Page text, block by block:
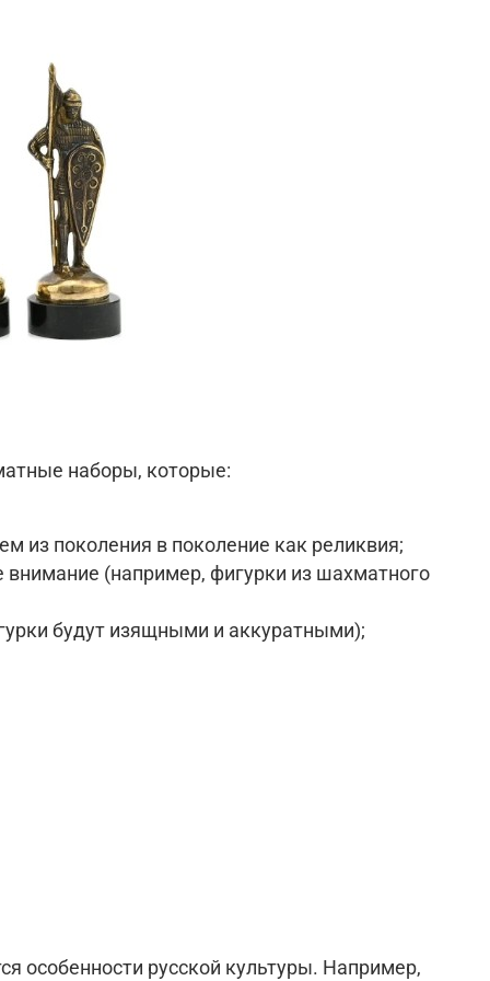
наборы, которые:
из поколения в поколение как реликвия;
(например, фигурки из шахматного
будут изящными и аккуратными);
особенности русской культуры. Например,